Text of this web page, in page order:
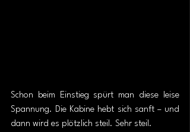
Schon beim Einstieg spürt man diese leise
Spannung. Die Kabine hebt sich sanft – und
dann wird es plötzlich steil. Sehr steil.